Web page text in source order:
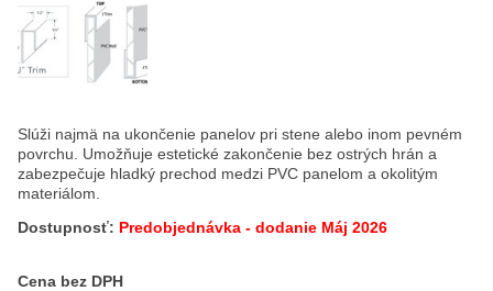
Slúži najmä na ukončenie panelov pri stene alebo inom pevném
povrchu. Umožňuje estetické zakončenie bez ostrých hrán a
zabezpečuje hladký prechod medzi PVC panelom a okolitým
materiálom.
Dostupnosť: Predobjednávka - dodanie Máj 2026
Cena bez DPH
Cena s DPH